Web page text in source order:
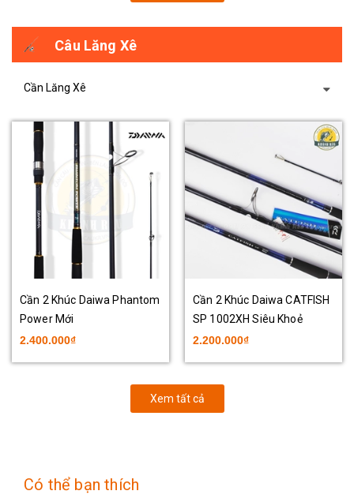
Câu Lăng Xê
Cần Lăng Xê
Cần 2 Khúc Daiwa Phantom
Power Mới
2.400.000₫
Cần 2 Khúc Daiwa CATFISH
SP 1002XH Siêu Khoẻ
2.200.000₫
Xem tất cả
Có thể bạn thích